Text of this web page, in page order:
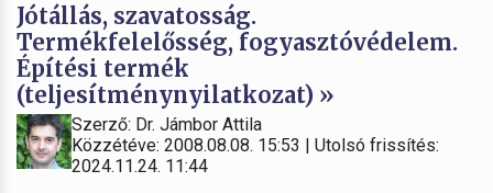
Jótállás, szavatosság.
Termékfelelősség, fogyasztóvédelem.
Építési termék
(teljesítménynyilatkozat) »
Szerző: Dr. Jámbor Attila
Közzétéve: 2008.08.08. 15:53 | Utolsó frissítés:
2024.11.24. 11:44